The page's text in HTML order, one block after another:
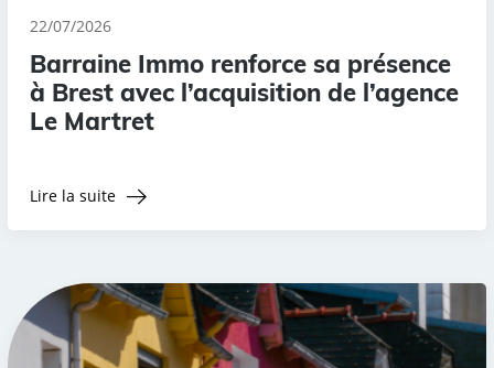
22/07/2026
Barraine Immo renforce sa présence
à Brest avec l’acquisition de l’agence
Le Martret
Lire la suite